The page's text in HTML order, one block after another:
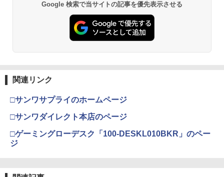
Google 検索で当サイトの記事を優先表示させる
関連リンク
□サンワサプライのホームページ
□サンワダイレクト本店のページ
□ゲーミングローデスク「100-DESKL010BKR」のペー
ジ